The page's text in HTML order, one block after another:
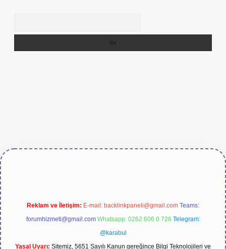
Reklam ve İletişim: E-mail: backlinkpaneli@gmail.com Teams:
forumhizmeti@gmail.com Whatsapp: 0262 606 0 726 Telegram:
@karabul
Yasal Uyarı: Sitemiz, 5651 Sayılı Kanun gereğince Bilgi Teknolojileri ve